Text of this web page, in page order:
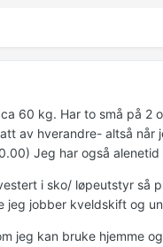
60 kg. Har to små på 2
av hverandre- altså når
Jeg har også
i sko/ løpeutstyr så
jeg jobber kveldskift og
jeg kan bruke hjemme